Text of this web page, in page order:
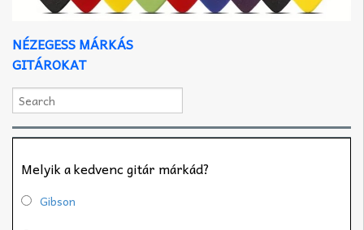
NÉZEGESS MÁRKÁS
GITÁROKAT
Melyik a kedvenc gitár márkád?
Gibson